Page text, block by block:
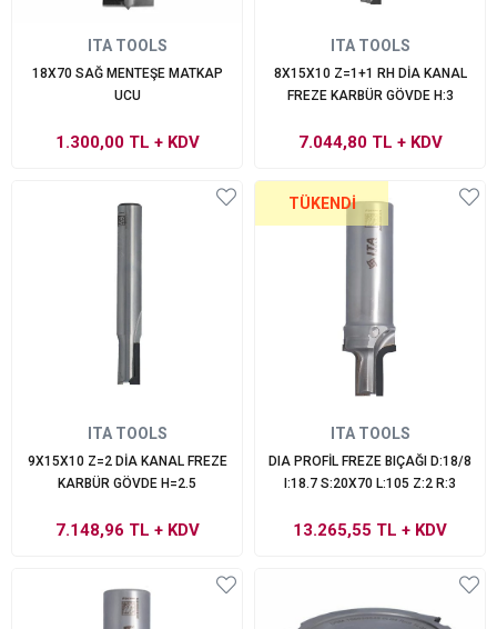
ITA TOOLS
18X70 SAĞ MENTEŞE MATKAP
UCU
1.300,00 TL + KDV
ITA TOOLS
8X15X10 Z=1+1 RH DİA KANAL
FREZE KARBÜR GÖVDE H:3
7.044,80 TL + KDV
ITA TOOLS
9X15X10 Z=2 DİA KANAL FREZE
KARBÜR GÖVDE H=2.5
7.148,96 TL + KDV
TÜKENDI
ITA TOOLS
DIA PROFİL FREZE BIÇAĞI D:18/8
I:18.7 S:20X70 L:105 Z:2 R:3
13.265,55 TL + KDV